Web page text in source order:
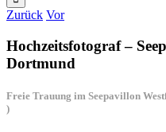
Zurück Vor
Hochzeitsfotograf –
Dortmund
Freie Trauung im Seepavillon
)